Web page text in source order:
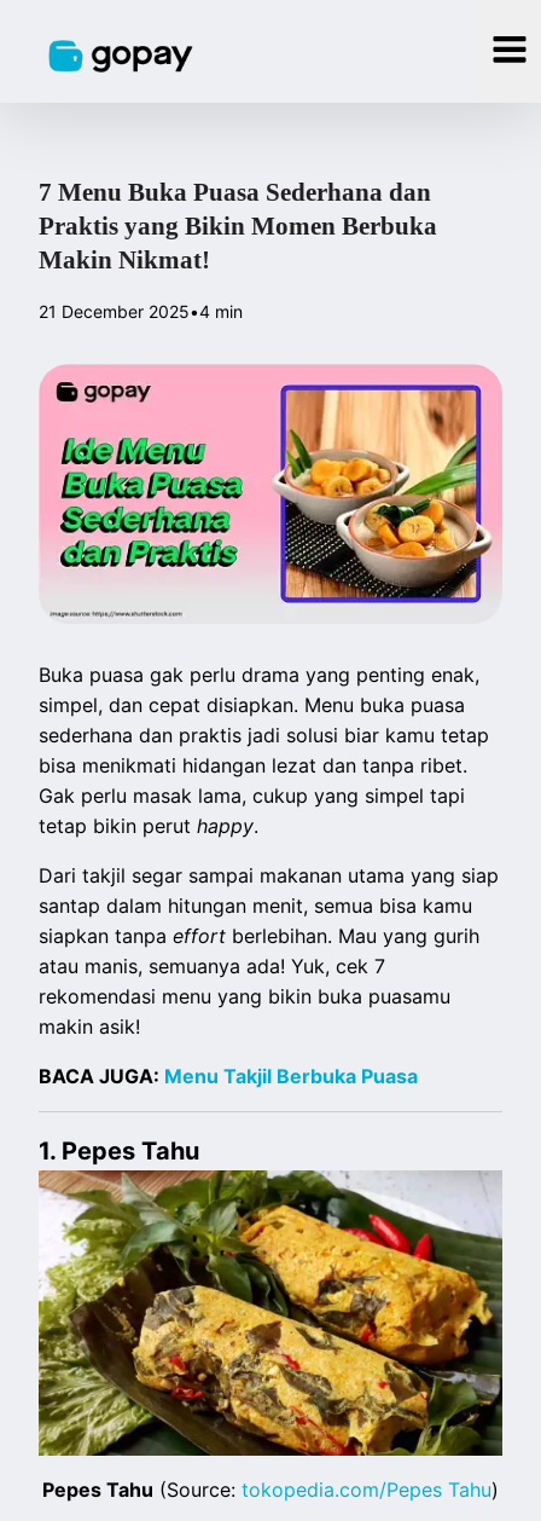
7 Menu Buka Puasa Sederhana dan
Praktis yang Bikin Momen Berbuka
Makin Nikmat!
21 December 2025•4 min
Buka puasa gak perlu drama yang penting enak,
simpel, dan cepat disiapkan. Menu buka puasa
sederhana dan praktis jadi solusi biar kamu tetap
bisa menikmati hidangan lezat dan tanpa ribet.
Gak perlu masak lama, cukup yang simpel tapi
tetap bikin peruthappy.
Dari takjil segar sampai makanan utama yang siap
santap dalam hitungan menit, semua bisa kamu
siapkan tanpaeffort berlebihan. Mau yang gurih
atau manis, semuanya ada! Yuk, cek 7
rekomendasi menu yang bikin buka puasamu
makin asik!
BACA JUGA: Menu Takjil Berbuka Puasa
1. Pepes Tahu
Pepes Tahu (Source: tokopedia.com/Pepes Tahu)